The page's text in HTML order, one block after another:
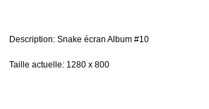
Description: Snake écran Album #10
Taille actuelle: 1280 x 800